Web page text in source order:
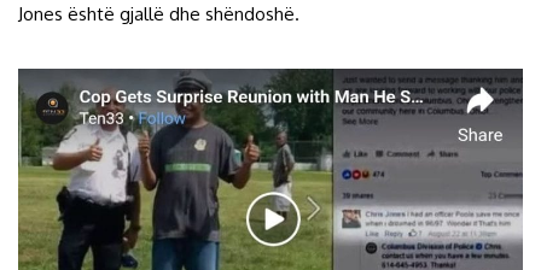
Jones është gjallë dhe shëndoshë.